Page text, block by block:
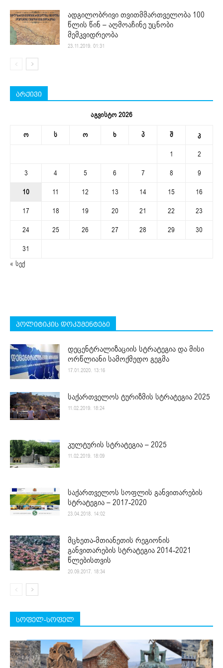
ადგილობრივი თვითმმართველობა 100
წლის წინ – აღმოაჩინე უცნობი
მემკვიდრეობა
23.11.2019. 01:31
არქივი
აგვისტო 2026
ო ს ო ხ პ შ კ
1
2
3
4 5 6 7 8
9
10
11 12 13 14 15
16
17
18 19 20 21 22
23
24
25 26 27 28 29
30
31
« სექ
პოლიტიკის დოკუმენტები
დეცენტრალიზაციის სტრატეგია და მისი
ორწლიანი სამოქმედო გეგმა
17.01.2020. 13:16
საქართველოს ტურიზმის სტრატეგია 2025
11.02.2019. 18:24
კულტურის სტრატეგია – 2025
11.02.2019. 18:09
საქართველოს სოფლის განვითარების
სტრატეგია – 2017-2020
23.04.2018. 14:02
მცხეთა-მთიანეთის რეგიონის
განვითარების სტრატეგია 2014-2021
წლებისთვის
20.09.2017. 18:34
სოფელ-სოფელ